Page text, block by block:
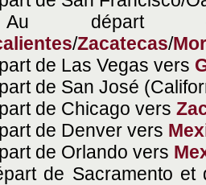
départ
/Zacatecas/
de Las Vegas vers
de San José
de Chicago vers
de Denver vers
de Orlando vers
de Sacramento